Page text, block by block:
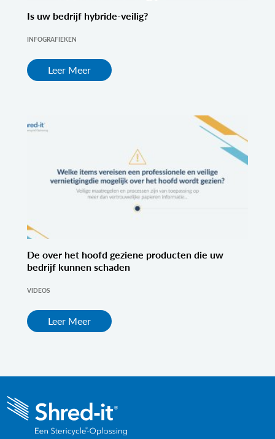
Is uw bedrijf hybride-veilig?
INFOGRAFIEKEN
Leer Meer
De over het hoofd geziene producten die uw
bedrijf kunnen schaden
VIDEOS
Leer Meer